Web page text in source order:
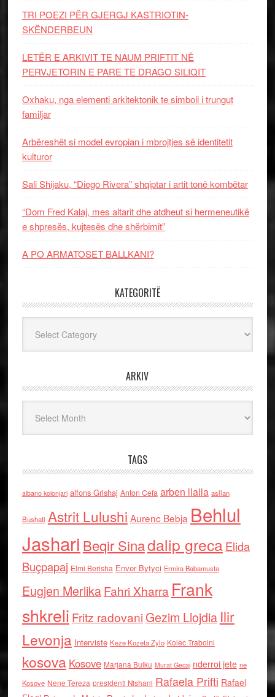
TRI POEZI PËR GJERGJ KASTRIOTIN-
SKËNDERBEUN
LETËR E ARKIVIT TE NAUM PRIFTIT NË
PERVJETORIN E PARE TE DRAGO SILIQIT
Oxhaku, nga elementi arkitektonik te simboli i trungut
familjar
Arbëreshët si model evropian i mbrojtjes së identitetit
kulturor
Sali Shijaku, “Diego Rivera” shqiptar i artit tonë kombëtar
“Dom Fred Kalaj, mes altarit dhe atdheut si hermeneutikë
e shpresës, kujtesës dhe shërbimit”
A PO ARMATOSET BALLKANI?
KATEGORITË
ARKIV
TAGS
albano kolonjari alfons Grishaj Anton Cefa arben llalla asllan
Bushati Astrit Lulushi Aurenc Bebja Behlul
Jashari Beqir Sinadalip grecaElida
Buçpapaj Elmi Berisha Enver Bytyci Ermira Babamusta
Eugjen MerlikaFahri Xharra Frank
shkreli Fritz radovaniGezim Llojdia Ilir
Levonja Interviste Keze Kozeta Zylo Kolec Traboini
kosova Kosove Marjana Bulku Murat Gecaj nderroi jete ne
Kosove Nene Tereza presidenti Nishani Rafaela Prifti Rafael